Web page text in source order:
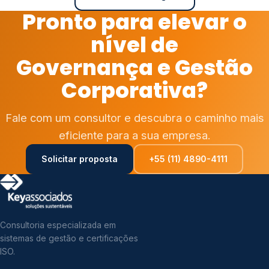
Pronto para elevar o
nível de
Governança e Gestão
Corporativa?
Fale com um consultor e descubra o caminho mais
eficiente para a sua empresa.
Solicitar proposta +55 (11) 4890-4111
Consultoria especializada em
sistemas de gestão e certificações
ISO.